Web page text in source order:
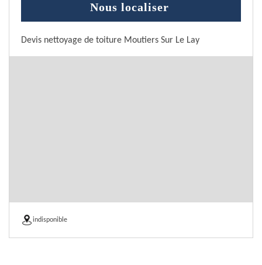
Nous localiser
Devis nettoyage de toiture Moutiers Sur Le Lay
indisponible